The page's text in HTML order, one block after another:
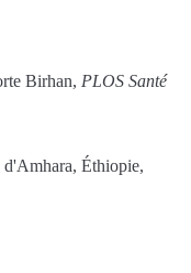
Birhan, PLOS Santé
d'Amhara, Éthiopie,